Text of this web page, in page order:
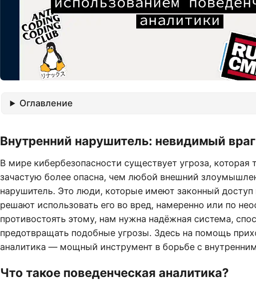
Оглавление
Внутренний нарушитель: невидимый враг
В мире кибербезопасности существует угроза, которая
зачастую более опасна, чем любой внешний
нарушитель. Это люди, которые имеют законный
решают использовать его во вред, намеренно или по
противостоять этому, нам нужна надёжная система,
предотвращать подобные угрозы. Здесь на помощь
аналитика — мощный инструмент в борьбе с
Что такое поведенческая аналитика?